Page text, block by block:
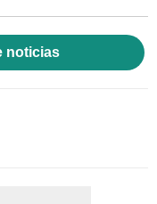
noticias